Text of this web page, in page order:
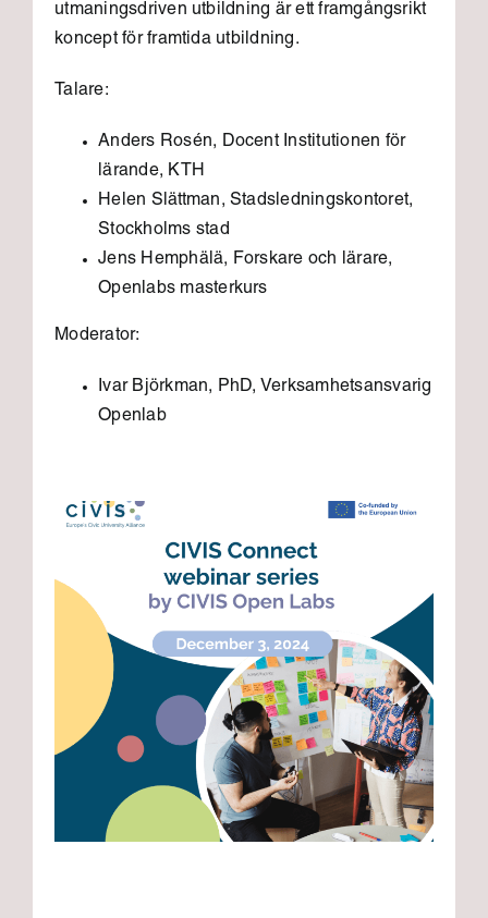
utmaningsdriven utbildning är ett framgångsrikt
koncept för framtida utbildning.
Talare:
Anders Rosén, Docent Institutionen för
lärande, KTH
Helen Slättman, Stadsledningskontoret,
Stockholms stad
Jens Hemphälä, Forskare och lärare,
Openlabs masterkurs
Moderator:
Ivar Björkman, PhD, Verksamhetsansvarig
Openlab